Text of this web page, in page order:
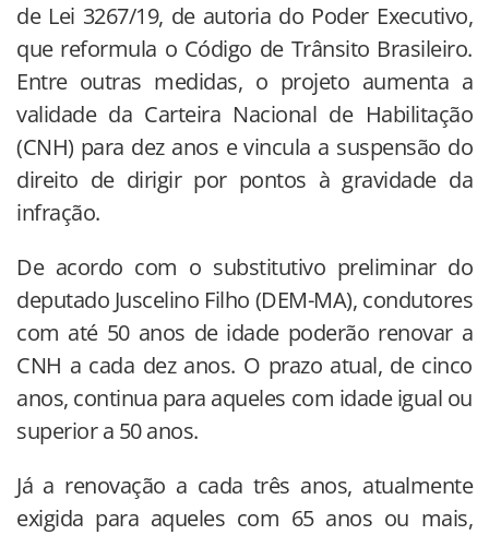
de Lei 3267/19, de autoria do Poder Executivo,
que reformula o Código de Trânsito Brasileiro.
Entre outras medidas, o projeto aumenta a
validade da Carteira Nacional de Habilitação
(CNH) para dez anos e vincula a suspensão do
direito de dirigir por pontos à gravidade da
infração.
De acordo com o substitutivo preliminar do
deputado Juscelino Filho (DEM-MA), condutores
com até 50 anos de idade poderão renovar a
CNH a cada dez anos. O prazo atual, de cinco
anos, continua para aqueles com idade igual ou
superior a 50 anos.
Já a renovação a cada três anos, atualmente
exigida para aqueles com 65 anos ou mais,